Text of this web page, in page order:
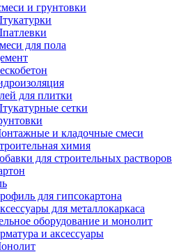
и грунтовки
для пола
для плитки
сетки
и кладочные смеси
химия
для строительных растворов
для гипсокартона
для металлокаркаса
оборудование и монолит
и аксессуары